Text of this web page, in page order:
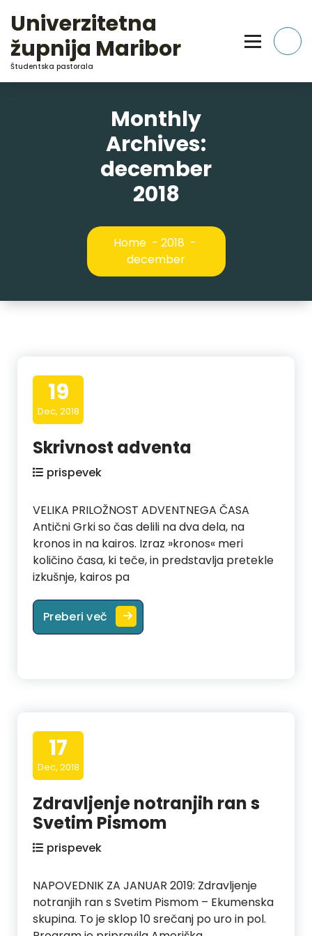
Content
Univerzitetna
župnija Maribor
Študentska pastorala
Monthly
Archives:
december
2018
Home- 2018-
december
19
Dec, 2018
Skrivnost adventa
prispevek
VELIKA PRILOŽNOST ADVENTNEGA ČASA
Antični Grki so čas delili na dva dela, na
kronos in na kairos. Izraz »kronos« meri
količino časa, ki teče, in predstavlja pretekle
izkušnje, kairos pa
Preberi več Skrivnost adventa
17
Dec, 2018
Zdravljenje notranjih ran s
Svetim Pismom
prispevek
NAPOVEDNIK ZA JANUAR 2019: Zdravljenje
notranjih ran s Svetim Pismom – Ekumenska
skupina. To je sklop 10 srečanj po uro in pol.